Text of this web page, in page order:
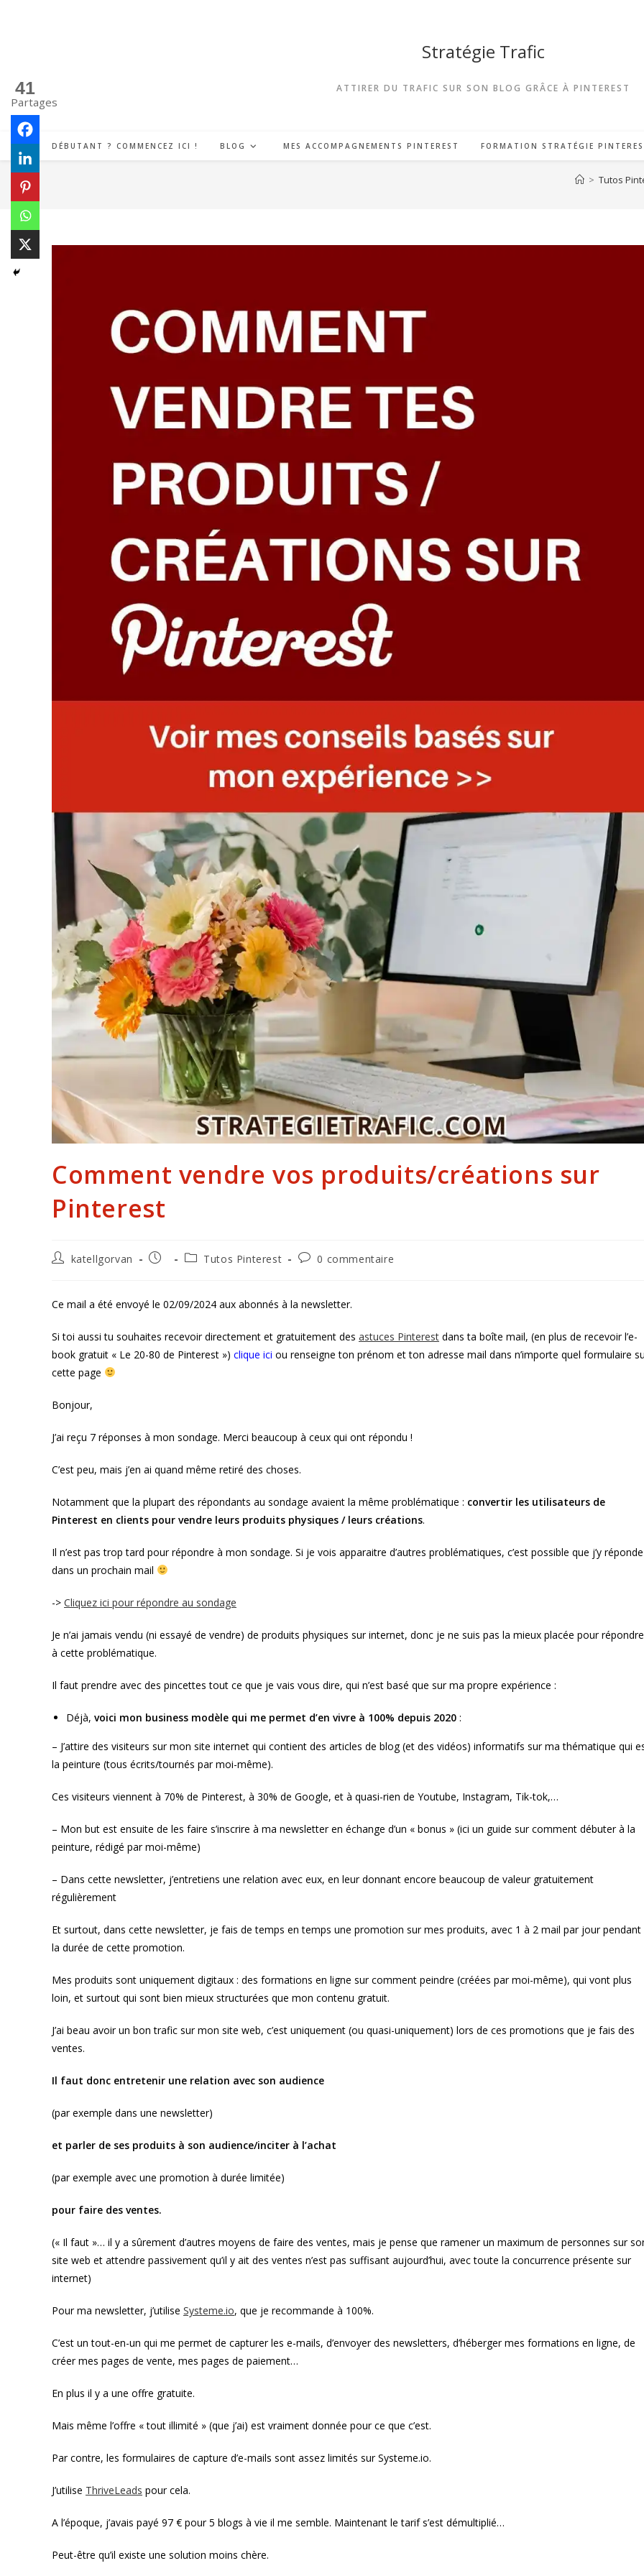
Stratégie Trafic
ATTIRER DU TRAFIC SUR SON BLOG GRÂCE À PINTEREST
DÉBUTANT ? COMMENCEZ ICI ! BLOG MES ACCOMPAGNEMENTS PINTEREST FORMATION STRATÉGIE
> Tutos
Comment vendre vos produits/créations sur
Pinterest
Auteur/autrice
publication :
katellgorvan
Publication
PostTutos Pinterest
Commentaires
publication :
0 commentaire
Ce mail a été envoyé le 02/09/2024 aux abonnés à la newsletter.
Si toi aussi tu souhaites recevoir directement et gratuitement des astuces Pinterest dans ta boîte mail, (en plus de recevoir l’e-
book gratuit « Le 20-80 de Pinterest ») clique ici ou renseigne ton prénom et ton adresse mail dans n’importe quel formulaire
cette page
Bonjour,
J’ai reçu 7 réponses à mon sondage. Merci beaucoup à ceux qui ont répondu !
C’est peu, mais j’en ai quand même retiré des choses.
Notamment que la plupart des répondants au sondage avaient la même problématique : convertir les utilisateurs de
Pinterest en clients pour vendre leurs produits physiques / leurs créations.
Il n’est pas trop tard pour répondre à mon sondage. Si je vois apparaitre d’autres problématiques, c’est possible que j’y réponde
dans un prochain mail
-> Cliquez ici pour répondre au sondage
Je n’ai jamais vendu (ni essayé de vendre) de produits physiques sur internet, donc je ne suis pas la mieux placée pour répondre
à cette problématique.
Il faut prendre avec des pincettes tout ce que je vais vous dire, qui n’est basé que sur ma propre expérience :
Déjà, voici mon business modèle qui me permet d’en vivre à 100% depuis 2020 :
– J’attire des visiteurs sur mon site internet qui contient des articles de blog (et des vidéos) informatifs sur ma thématique qui
la peinture (tous écrits/tournés par moi-même).
Ces visiteurs viennent à 70% de Pinterest, à 30% de Google, et à quasi-rien de Youtube, Instagram, Tik-tok,…
– Mon but est ensuite de les faire s’inscrire à ma newsletter en échange d’un « bonus » (ici un guide sur comment débuter à la
peinture, rédigé par moi-même)
– Dans cette newsletter, j’entretiens une relation avec eux, en leur donnant encore beaucoup de valeur gratuitement
régulièrement
Et surtout, dans cette newsletter, je fais de temps en temps une promotion sur mes produits, avec 1 à 2 mail par jour pendant
la durée de cette promotion.
Mes produits sont uniquement digitaux : des formations en ligne sur comment peindre (créées par moi-même), qui vont plus
loin, et surtout qui sont bien mieux structurées que mon contenu gratuit.
J’ai beau avoir un bon trafic sur mon site web, c’est uniquement (ou quasi-uniquement) lors de ces promotions que je fais des
ventes.
Il faut donc entretenir une relation avec son audience
(par exemple dans une newsletter)
et parler de ses produits à son audience/inciter à l’achat
(par exemple avec une promotion à durée limitée)
pour faire des ventes.
(« Il faut »… il y a sûrement d’autres moyens de faire des ventes, mais je pense que ramener un maximum de personnes sur
site web et attendre passivement qu’il y ait des ventes n’est pas suffisant aujourd’hui, avec toute la concurrence présente sur
internet)
Pour ma newsletter, j’utilise Systeme.io, que je recommande à 100%.
C’est un tout-en-un qui me permet de capturer les e-mails, d’envoyer des newsletters, d’héberger mes formations en ligne, de
créer mes pages de vente, mes pages de paiement…
En plus il y a une offre gratuite.
Mais même l’offre « tout illimité » (que j’ai) est vraiment donnée pour ce que c’est.
Par contre, les formulaires de capture d’e-mails sont assez limités sur Systeme.io.
J’utilise ThriveLeads pour cela.
A l’époque, j’avais payé 97 € pour 5 blogs à vie il me semble. Maintenant le tarif s’est démultiplié…
Peut-être qu’il existe une solution moins chère.
41
Partages